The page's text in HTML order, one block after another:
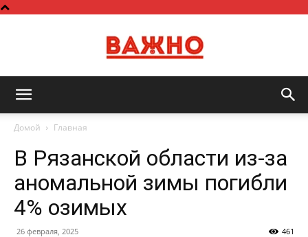
Домой Главная
В Рязанской области из-за
аномальной зимы погибли
4% озимых
26 февраля, 2025 461